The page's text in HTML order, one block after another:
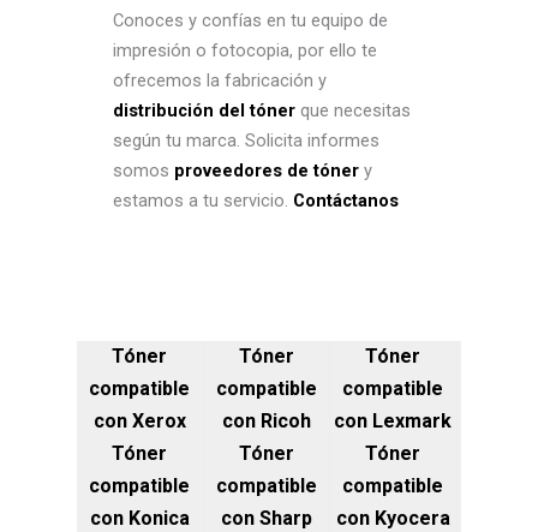
Conoces y confías en tu equipo de
impresión o fotocopia, por ello te
ofrecemos la fabricación y
distribución del tóner que necesitas
según tu marca. Solicita informes
somos proveedores de tóner y
estamos a tu servicio. Contáctanos
Tóner
compatible
con Xerox
Tóner
compatible
con Ricoh
Tóner
compatible
con Lexmark
Tóner
compatible
con Konica
Tóner
compatible
con Sharp
Tóner
compatible
con Kyocera